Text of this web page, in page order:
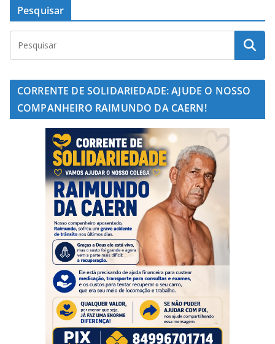
Pesquisar
CORRENTE DE SOLIDARIEDADE: AJUDE O NOSSO
COMPANHEIRO RAIMUNDO DA CAERN!